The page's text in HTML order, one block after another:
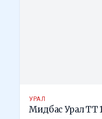
УРАЛ
Мидбас Урал ТТ